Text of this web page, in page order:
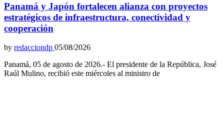
Panamá y Japón fortalecen alianza con proyectos
estratégicos de infraestructura, conectividad y
cooperación
by redacciondp 05/08/2026
Panamá, 05 de agosto de 2026.- El presidente de la República, José
Raúl Mulino, recibió este miércoles al ministro de